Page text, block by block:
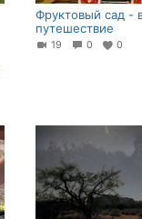
Фруктовый сад -
путешествие
19 0 0